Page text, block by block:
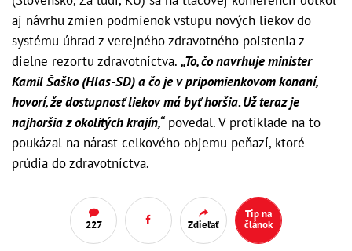
aj návrhu zmien podmienok vstupu nových liekov do
systému úhrad z verejného zdravotného poistenia z
dielne rezortu zdravotníctva. „To, čo navrhuje minister
Kamil Šaško (Hlas-SD) a čo je v pripomienkovom konaní,
hovorí, že dostupnosť liekov má byť horšia. Už teraz je
najhoršia z okolitých krajín,“povedal. V protiklade na to
poukázal na nárast celkového objemu peňazí, ktoré
prúdia do zdravotníctva.
227 Zdieľať
Tip na
článok